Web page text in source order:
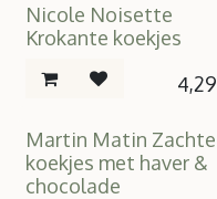
Nicole Noisette
Krokante koekjes
4,29
Martin Matin Zachte
koekjes met haver &
chocolade